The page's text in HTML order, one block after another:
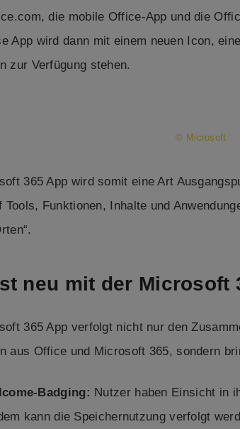
die mobile Office-App und die
App wird dann mit einem neuen Icon,
zur Verfügung stehen.
© Microsoft
365 App wird somit eine Art
Tools, Funktionen, Inhalte und
neu mit der Microsoft
365 App verfolgt nicht nur den
aus Office und Microsoft 365, sondern
Badging: Nutzer haben Einsicht in
kann die Speichernutzung verfolgt